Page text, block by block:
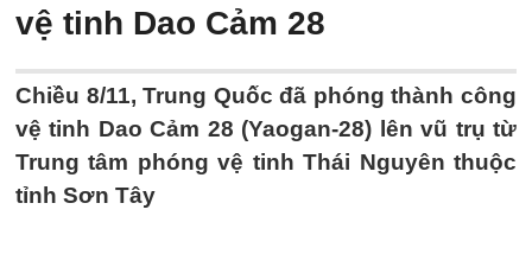
vệ tinh Dao Cảm 28
Chiều 8/11, Trung Quốc đã phóng thành công
vệ tinh Dao Cảm 28 (Yaogan-28) lên vũ trụ từ
Trung tâm phóng vệ tinh Thái Nguyên thuộc
tỉnh Sơn Tây